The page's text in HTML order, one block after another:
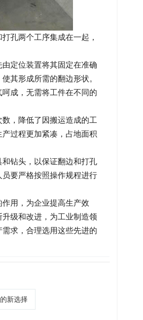
孔两个工序集成在一起，
定位装置将其固定在准确
其形成所需的翻边形状。
成，无需将工件在不同的
，降低了因搬运造成的工
过程更加紧凑，占地面积
钻头，以保证翻边和打孔
要严格按照操作规程进行
用，为企业提高生产效
级和改进，为工业制造领
求，合理选用这些先进的
新选择